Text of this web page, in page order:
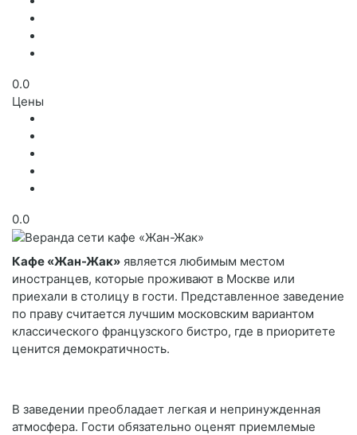
0.0
Цены
0.0
Кафе «Жан-Жак» является любимым местом
иностранцев, которые проживают в Москве или
приехали в столицу в гости. Представленное заведение
по праву считается лучшим московским вариантом
классического французского бистро, где в приоритете
ценится демократичность.
В заведении преобладает легкая и непринужденная
атмосфера. Гости обязательно оценят приемлемые